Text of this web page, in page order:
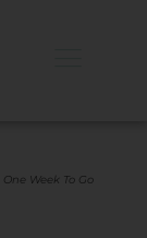
One Week To Go